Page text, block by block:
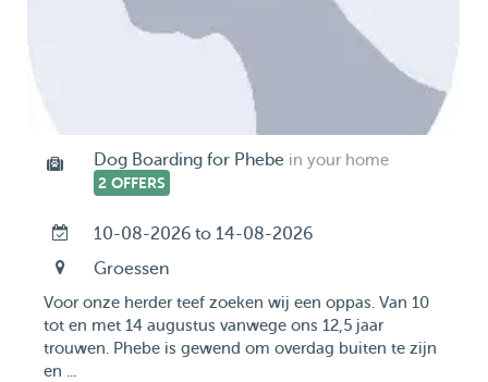
Dog Boarding for Phebe in your home
2 OFFERS
10-08-2026 to 14-08-2026
Groessen
Voor onze herder teef zoeken wij een oppas. Van 10
tot en met 14 augustus vanwege ons 12,5 jaar
trouwen. Phebe is gewend om overdag buiten te zijn
en ...